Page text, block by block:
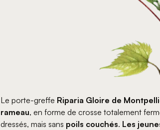
Le porte-greffe Riparia Gloire de
rameau, en forme de crosse totalement
dressés, mais sans poils couchés. Les